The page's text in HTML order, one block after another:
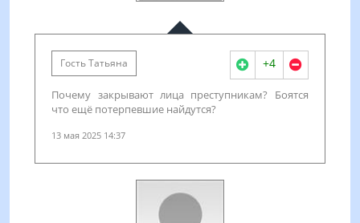
Гость Татьяна +4
Почему закрывают лица преступникам? Боятся
что ещё потерпевшие найдутся?
13 мая 2025 14:37